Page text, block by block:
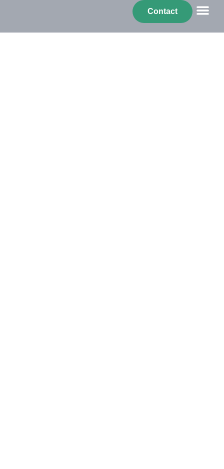
Contact